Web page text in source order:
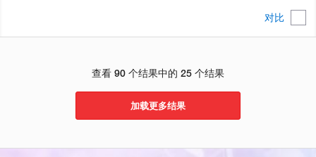
对比
查看 90 个结果中的 25 个结果
加载更多结果